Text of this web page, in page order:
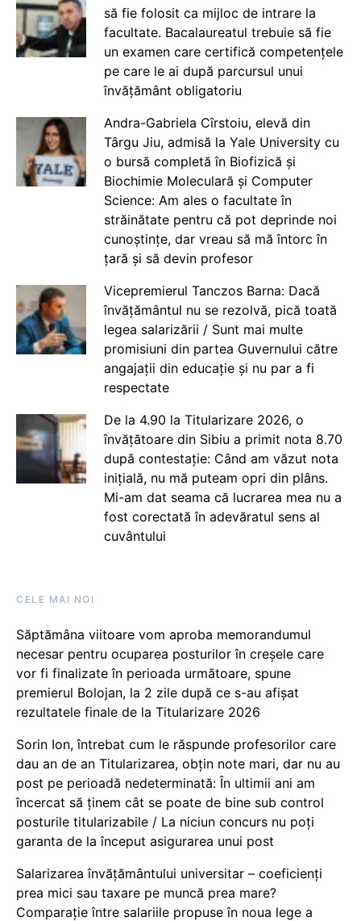
să fie folosit ca mijloc de intrare la
facultate. Bacalaureatul trebuie să fie
un examen care certifică competențele
pe care le ai după parcursul unui
învățământ obligatoriu
Andra-Gabriela Cîrstoiu, elevă din
Târgu Jiu, admisă la Yale University cu
o bursă completă în Biofizică și
Biochimie Moleculară și Computer
Science: Am ales o facultate în
străinătate pentru că pot deprinde noi
cunoștințe, dar vreau să mă întorc în
țară și să devin profesor
Vicepremierul Tanczos Barna: Dacă
învățământul nu se rezolvă, pică toată
legea salarizării / Sunt mai multe
promisiuni din partea Guvernului către
angajații din educație și nu par a fi
respectate
De la 4.90 la Titularizare 2026, o
învățătoare din Sibiu a primit nota 8.70
după contestație: Când am văzut nota
inițială, nu mă puteam opri din plâns.
Mi-am dat seama că lucrarea mea nu a
fost corectată în adevăratul sens al
cuvântului
CELE MAI NOI
Săptămâna viitoare vom aproba memorandumul
necesar pentru ocuparea posturilor în creșele care
vor fi finalizate în perioada următoare, spune
premierul Bolojan, la 2 zile după ce s-au afișat
rezultatele finale de la Titularizare 2026
Sorin Ion, întrebat cum le răspunde profesorilor care
dau an de an Titularizarea, obțin note mari, dar nu au
post pe perioadă nedeterminată: În ultimii ani am
încercat să ținem cât se poate de bine sub control
posturile titularizabile / La niciun concurs nu poți
garanta de la început asigurarea unui post
Salarizarea învățământului universitar – coeficienți
prea mici sau taxare pe muncă prea mare?
Comparație între salariile propuse în noua lege a